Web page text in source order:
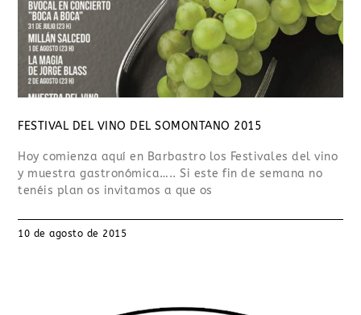
FESTIVAL DEL VINO DEL SOMONTANO 2015
Hoy comienza aquí en Barbastro los Festivales del vino
y muestra gastronómica….. Si este fin de semana no
tenéis plan os invitamos a que os
10 de agosto de 2015